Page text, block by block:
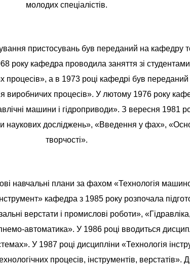
молодих спеціалістів.
пристосувань був переданий на кафедру
року кафедра проводила заняття зі
процесів», а в 1973 році кафедрі був
виробничих процесів». У лютому 1976 року
машини і гідроприводи». З вересня 1981
наукових досліджень», «Введення у фах»,
творчості».
навчальні плани за фахом «Технологія
кафедра з 1985 року розпочала
верстати і промислові роботи», «Гідравліка,
автоматика». У 1986 році вводиться
У 1987 році дисципліни «Технологія
процесів, інструментів, верстатів».